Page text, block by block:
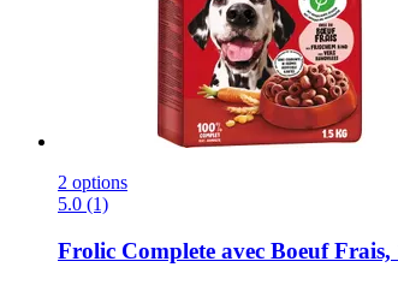
2 options
5.0 (1)
Frolic Complete avec Boeuf Frais,